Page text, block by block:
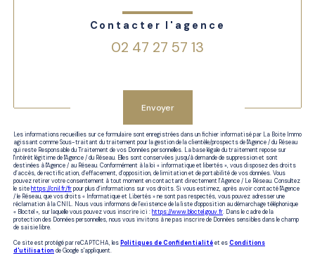
Contacter l'agence
02 47 27 57 13
envoyer
Les informations recueillies sur ce formulaire sont enregistrées dans un fichier informatisé par La Boite Immo
agissant comme Sous-traitant du traitement pour la gestion de la clientèle/prospects de l'Agence / du Réseau
qui reste Responsable du Traitement de vos Données personnelles. La base légale du traitement repose sur
l'intérêt légitime de l'Agence / du Réseau. Elles sont conservées jusqu'à demande de suppression et sont
destinées à l'Agence / au Réseau. Conformément à la loi « informatique et libertés », vous disposez des droits
d’accès, de rectification, d’effacement, d’opposition, de limitation et de portabilité de vos données. Vous
pouvez retirer votre consentement à tout moment en contactant directement l’Agence / Le Réseau. Consultez
le sitehttps://cnil.fr/frpour plus d’informations sur vos droits. Si vous estimez, après avoir contacté l'Agence
/ le Réseau, que vos droits « Informatique et Libertés » ne sont pas respectés, vous pouvez adresser une
réclamation à la CNIL. Nous vous informons de l’existence de la liste d'opposition au démarchage téléphonique
« Bloctel », sur laquelle vous pouvez vous inscrire ici :https://www.bloctel.gouv.fr. Dans le cadre de la
protection des Données personnelles, nous vous invitons à ne pas inscrire de Données sensibles dans le champ
de saisie libre.
Ce site est protégé par reCAPTCHA, lesPolitiques de Confidentialitéet esConditions
d'utilisation de Google s'appliquent.